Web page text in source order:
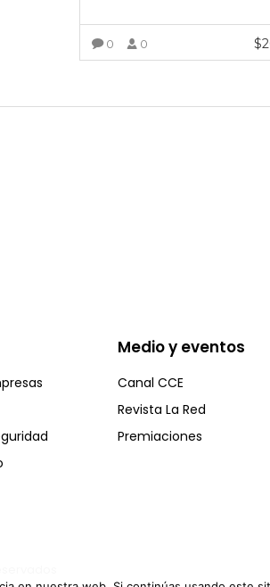
0 0 $
Medio y eventos
Canal CCE
Revista La Red
Premiaciones